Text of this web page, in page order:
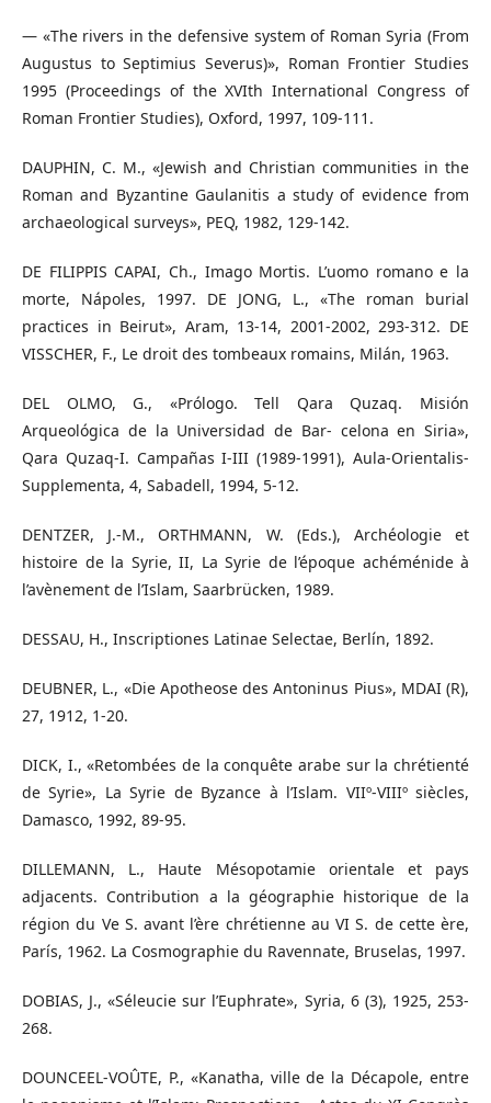
— «The rivers in the defensive system of Roman Syria (From
Augustus to Septimius Severus)», Roman Frontier Studies
1995 (Proceedings of the XVIth International Congress of
Roman Frontier Studies), Oxford, 1997, 109-111.
DAUPHIN, C. M., «Jewish and Christian communities in the
Roman and Byzantine Gaulanitis a study of evidence from
archaeological surveys», PEQ, 1982, 129-142.
DE FILIPPIS CAPAI, Ch., Imago Mortis. L’uomo romano e la
morte, Nápoles, 1997. DE JONG, L., «The roman burial
practices in Beirut», Aram, 13-14, 2001-2002, 293-312. DE
VISSCHER, F., Le droit des tombeaux romains, Milán, 1963.
DEL OLMO, G., «Prólogo. Tell Qara Quzaq. Misión
Arqueológica de la Universidad de Bar- celona en Siria»,
Qara Quzaq-I. Campañas I-III (1989-1991), Aula-Orientalis-
Supplementa, 4, Sabadell, 1994, 5-12.
DENTZER, J.-M., ORTHMANN, W. (Eds.), Archéologie et
histoire de la Syrie, II, La Syrie de l’époque achéménide à
l’avènement de l’Islam, Saarbrücken, 1989.
DESSAU, H., Inscriptiones Latinae Selectae, Berlín, 1892.
DEUBNER, L., «Die Apotheose des Antoninus Pius», MDAI (R),
27, 1912, 1-20.
DICK, I., «Retombées de la conquête arabe sur la chrétienté
de Syrie», La Syrie de Byzance à l’Islam. VIIº-VIIIº siècles,
Damasco, 1992, 89-95.
DILLEMANN, L., Haute Mésopotamie orientale et pays
adjacents. Contribution a la géographie historique de la
région du Ve S. avant l’ère chrétienne au VI S. de cette ère,
París, 1962. La Cosmographie du Ravennate, Bruselas, 1997.
DOBIAS, J., «Séleucie sur l’Euphrate», Syria, 6 (3), 1925, 253-
268.
DOUNCEEL-VOÛTE, P., «Kanatha, ville de la Décapole, entre